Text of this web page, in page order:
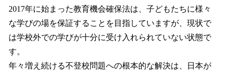
2017年に始まった教育機会確保法は、子どもたちに様々
な学びの場を保証することを目指していますが、現状で
は学校外での学びが十分に受け入れられていない状態で
す。
年々増え続ける不登校問題への根本的な解決は、日本が